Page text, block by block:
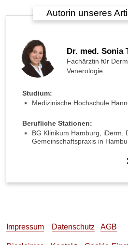
Autorin unseres
Dr. med. Sonia
Fachärztin für
Venerologie
Studium:
Medizinische Hochschule
Berufliche Stationen:
BG Klinikum Hamburg, iDerm,
Gemeinschaftspraxis in
Impressum Datenschutz AGB